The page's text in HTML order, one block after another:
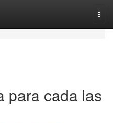
para cada las